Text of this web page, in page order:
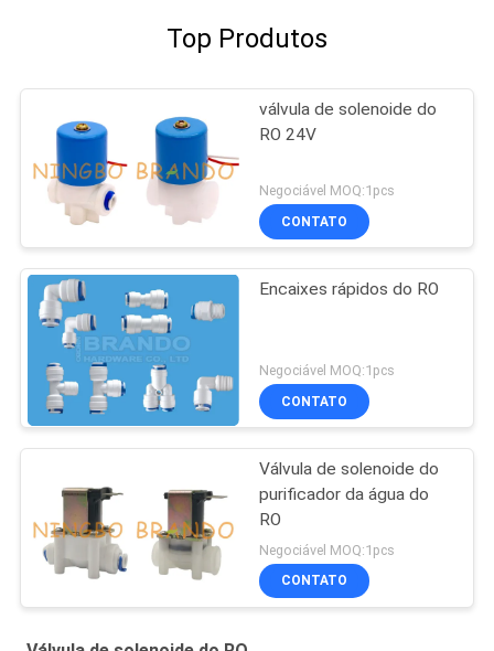
Top Produtos
válvula de solenoide do
RO 24V
Negociável MOQ:1pcs
CONTATO
Encaixes rápidos do RO
Negociável MOQ:1pcs
CONTATO
Válvula de solenoide do
purificador da água do
RO
Negociável MOQ:1pcs
CONTATO